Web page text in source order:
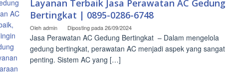
Layanan Terbaik Jasa Perawatan AC Gedung
Bertingkat | 0895-0286-6748
Olehadmin Diposting pada26/09/2024
Jasa Perawatan AC Gedung Bertingkat – Dalam mengelola
gedung bertingkat, perawatan AC menjadi aspek yang sangat
penting. Sistem AC yang […]